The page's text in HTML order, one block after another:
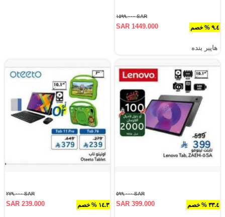
٩.٤ % خصم
SAR ١٥٩٩.٠٠٠
SAR 1449.000
هايبر بنده
٣٣.٤ % خصم
SAR ٥٩٩.٠٠٠
SAR 399.000 ١٤.٣ % خصم
SAR ٢٧٩.٠٠٠
SAR 239.000